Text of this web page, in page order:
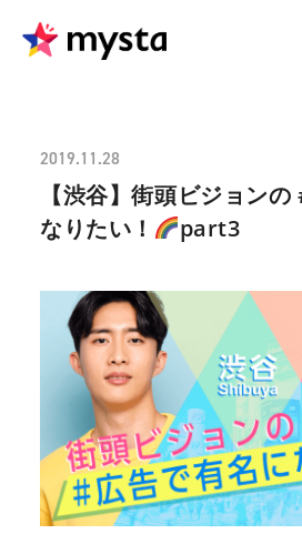
2019.11.28
【渋谷】街頭ビジョン
なりたい！
part3